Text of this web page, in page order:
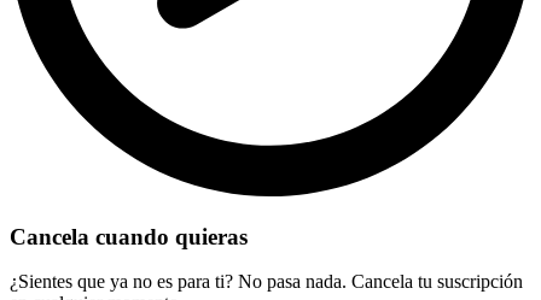
Cancela cuando quieras
¿Sientes que ya no es para ti? No pasa nada. Cancela tu suscripción